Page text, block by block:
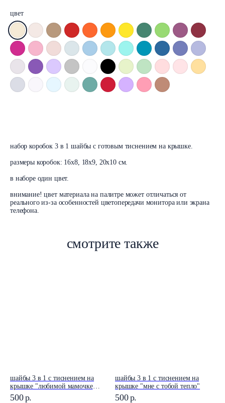
цвет
набор коробок 3 в 1 шайбы с готовым тиснением на крышке.
размеры коробок: 16х8, 18х9, 20х10 см.
в наборе один цвет.
внимание! цвет материала на палитре может отличаться от
реального из-за особенностей цветопередачи монитора или экрана
телефона.
смотрите также
шайбы 3 в 1 с тиснением на
крышке "любимой мамочке
тюльпан"
500р.
шайбы 3 в 1 с тиснением на
крышке "мне с тобой тепло"
500р.